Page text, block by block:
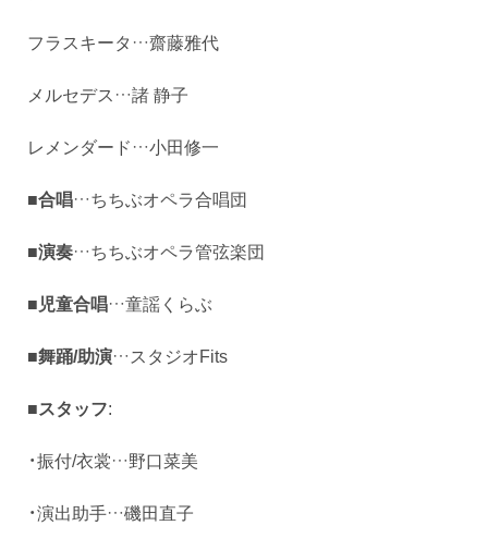
フラスキータ…齋藤雅代
メルセデス…諸 静子
レメンダード…小田修一
■合唱…ちちぶオペラ合唱団
■演奏…ちちぶオペラ管弦楽団
■児童合唱…童謡くらぶ
■舞踊/助演…スタジオFits
■スタッフ:
・振付/衣裳…野口菜美
・演出助手…磯田直子